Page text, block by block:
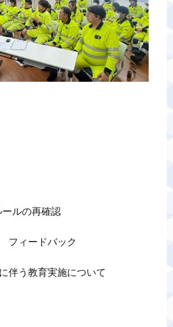
ラスメントに対する基本方針
ライバシーポリシー
の挨拶
事故周知
ルの再確認
　フィードバック
伴う教育実施について
の稼働